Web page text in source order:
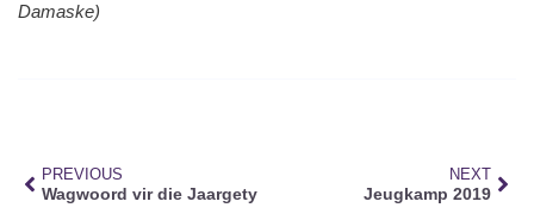
Damaske)
PREVIOUS
Wagwoord vir die Jaargety
NEXT
Jeugkamp 2019